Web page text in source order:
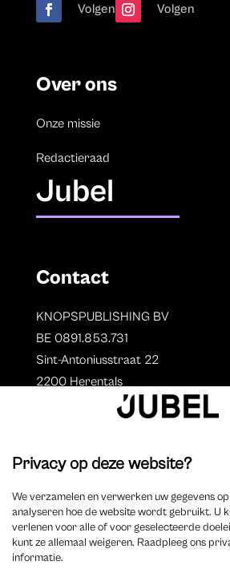
Volgen Volgen
Over ons
Onze missie
Redactieraad
Jubel
Contact
KNOPSPUBLISHING BV
BE 0891.853.731
Sint-Antoniusstraat 22
2200 Herentals
Auteurs
Overzicht auteurs
Auteur worden?